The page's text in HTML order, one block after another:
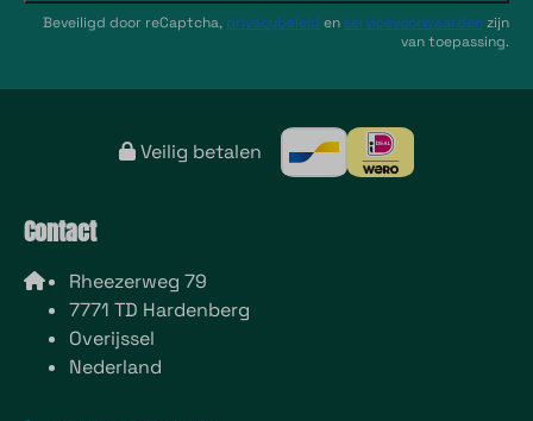
Beveiligd door reCaptcha, privacybeleid en servicevoorwaardenzijn
van toepassing.
Veilig betalen
Contact
Rheezerweg 79
7771 TD Hardenberg
Overijssel
Nederland